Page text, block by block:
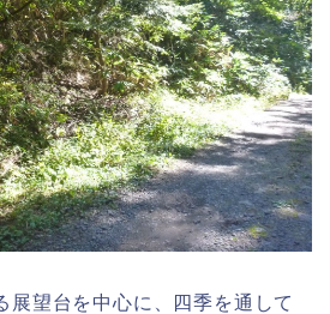
展望台を中心に、四季を通して